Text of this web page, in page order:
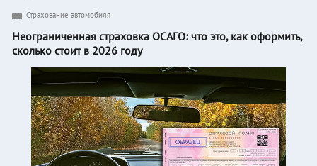
Страхование автомобиля
Неограниченная страховка ОСАГО: что это, как оформить,
сколько стоит в 2026 году